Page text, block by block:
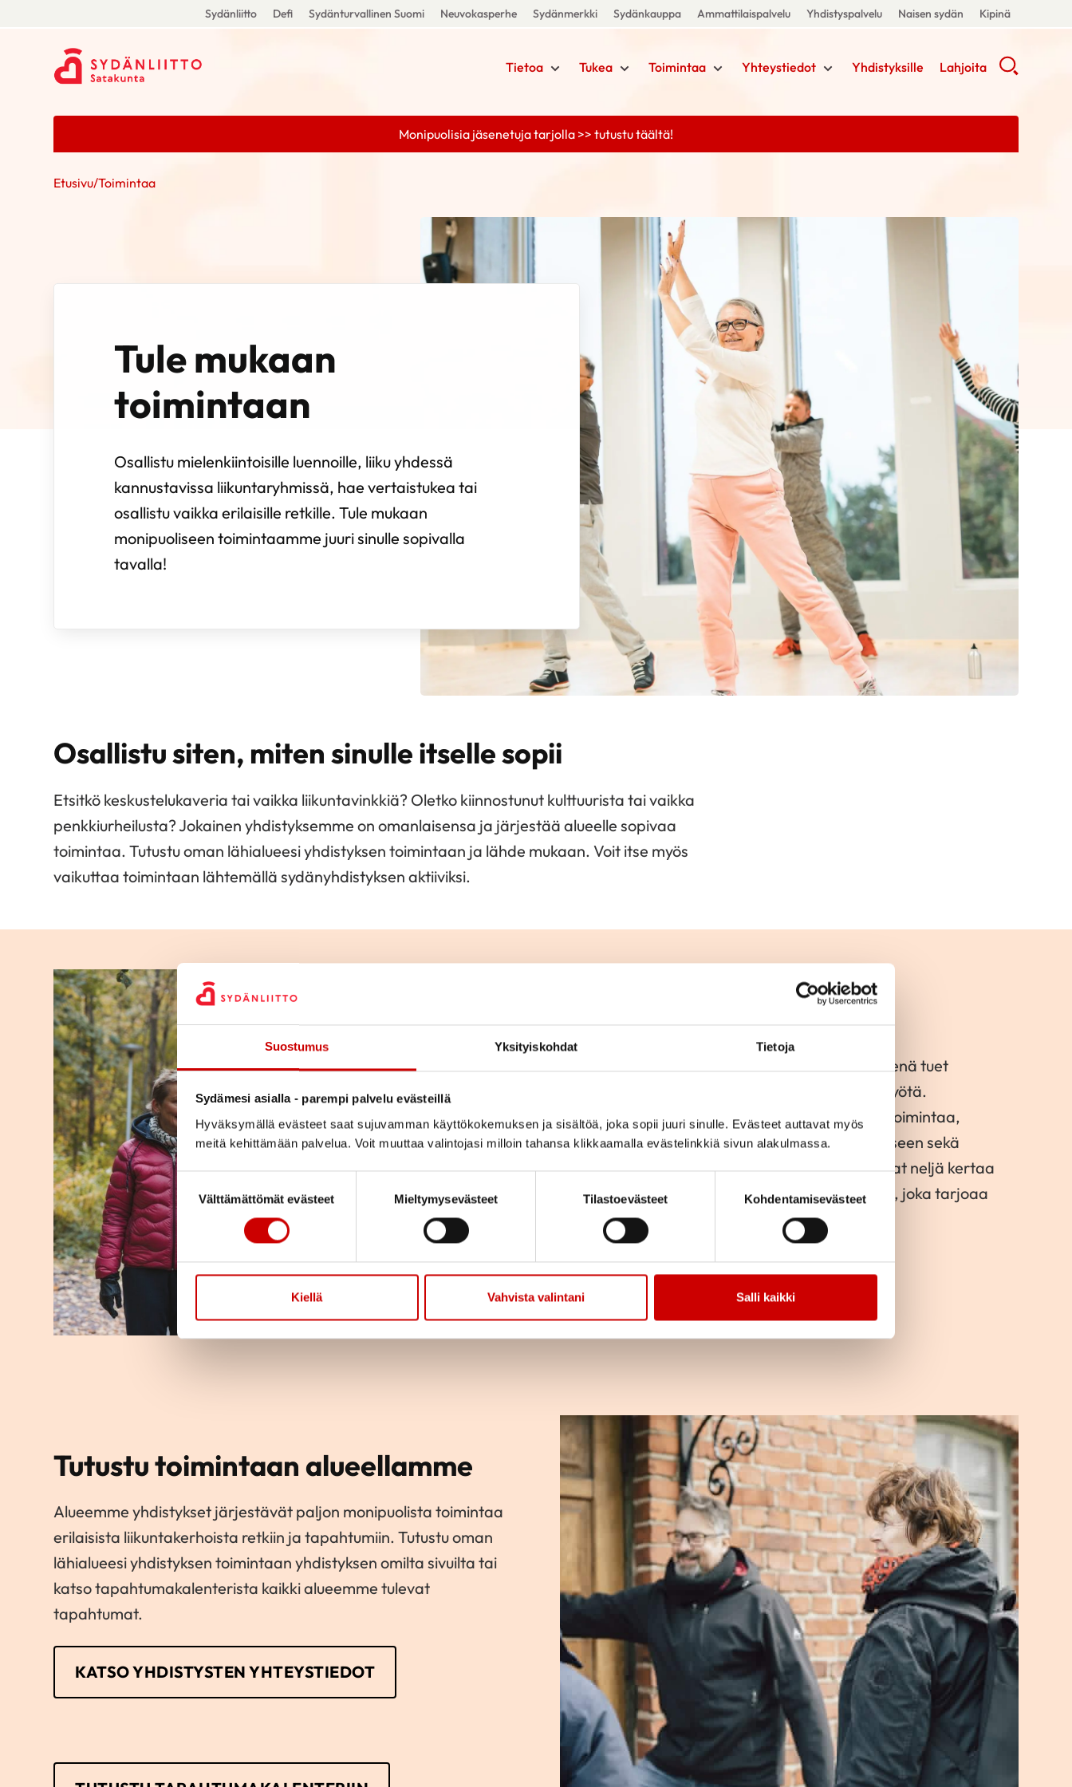
Suostumus Yksityiskohdat Tietoja
Sydämesi asialla - parempi palvelu evästeillä
Hyväksymällä evästeet saat sujuvamman käyttökokemuksen ja sisältöä, joka sopii juuri sinulle. Evästeet auttavat myös
meitä kehittämään palvelua. Voit muuttaa valintojasi milloin tahansa klikkaamalla evästelinkkiä sivun alakulmassa.
Välttämättömät evästeet
Mieltymysevästeet Tilastoevästeet Kohdentamisevästeet
Kiellä Vahvista valintani Salli kaikki
Sydänliitto Defi Sydänturvallinen Suomi Neuvokasperhe Sydänmerkki Sydänkauppa Ammattilaispalvelu Yhdistyspalvelu Naisen sydän Kipinä
Tietoa Tukea Toimintaa Yhteystiedot Yhdistyksille Lahjoita
Monipuolisia jäsenetuja tarjolla >> tutustu täältä!
Etusivu/Toimintaa
Tule mukaan
toimintaan
Osallistu mielenkiintoisille luennoille, liiku yhdessä
kannustavissa liikuntaryhmissä, hae vertaistukea tai
osallistu vaikka erilaisille retkille. Tule mukaan
monipuoliseen toimintaamme juuri sinulle sopivalla
tavalla!
Osallistu siten, miten sinulle itselle sopii
Etsitkö keskustelukaveria tai vaikka liikuntavinkkiä? Oletko kiinnostunut kulttuurista tai vaikka
penkkiurheilusta? Jokainen yhdistyksemme on omanlaisensa ja järjestää alueelle sopivaa
toimintaa. Tutustu oman lähialueesi yhdistyksen toimintaan ja lähde mukaan. Voit itse myös
vaikuttaa toimintaan lähtemällä sydänyhdistyksen aktiiviksi.
Liity jäseneksi
Jäsenenä olet osa suurta sydänyhteisöä. Jäsenenä tuet
paikallista, alueellista ja valtakunnallista sydäntyötä.
Järjestämme yhdessä alueemme piirin kanssa toimintaa,
tarjoamme mahdollisuuden kokemusten jakamiseen sekä
annamme vertaistukea. Liittymällä jäseneksi saat neljä kertaa
vuodessa ilmestyvän laadukkaan Sydän-lehden, joka tarjoaa
ajankohtaista tietoa sydänterveydestä.
LIITY JÄSENEKSI
Tutustu toimintaan alueellamme
Alueemme yhdistykset järjestävät paljon monipuolista toimintaa
erilaisista liikuntakerhoista retkiin ja tapahtumiin. Tutustu oman
lähialueesi yhdistyksen toimintaan yhdistyksen omilta sivuilta tai
katso tapahtumakalenterista kaikki alueemme tulevat
tapahtumat.
KATSO YHDISTYSTEN YHTEYSTIEDOT